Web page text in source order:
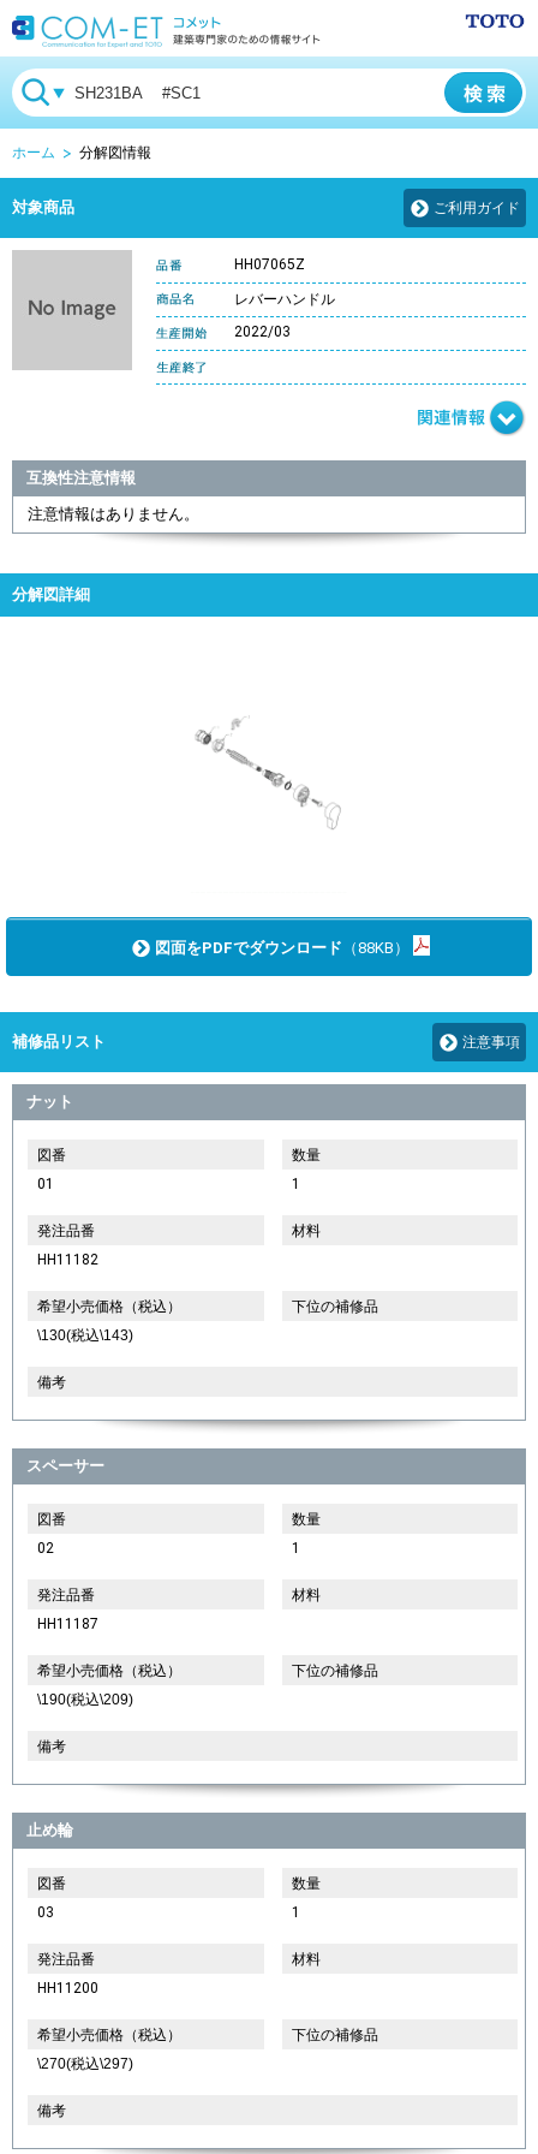
ホーム 分解図情報
対象商品 ご利用ガイド
HH07065Z
レバーハンドル
2022/03
互換性注意情報
注意情報はありません。
分解図詳細
図面をPDFでダウンロード （88KB）
補修品リスト 注意事項
ナット
図番
01
数量
1
発注品番
HH11182
材料
希望小売価格（税込）
\130(税込\143)
下位の補修品
備考
スペーサー
図番
02
数量
1
発注品番
HH11187
材料
希望小売価格（税込）
\190(税込\209)
下位の補修品
備考
止め輪
図番
03
数量
1
発注品番
HH11200
材料
希望小売価格（税込）
\270(税込\297)
下位の補修品
備考